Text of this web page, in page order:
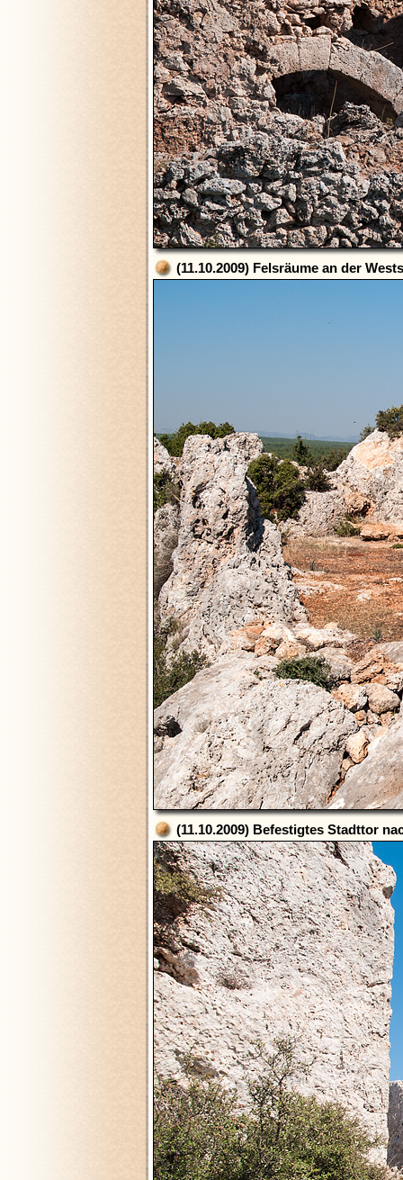
(11.10.2009) Felsräume an der
(11.10.2009) Befestigtes Stadttor